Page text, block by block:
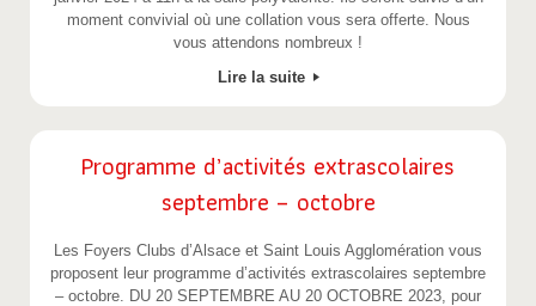
moment convivial où une collation vous sera offerte. Nous
vous attendons nombreux !
Lire la suite
Programme d’activités extrascolaires
septembre – octobre
Les Foyers Clubs d’Alsace et Saint Louis Agglomération vous
proposent leur programme d’activités extrascolaires septembre
– octobre. DU 20 SEPTEMBRE AU 20 OCTOBRE 2023, pour